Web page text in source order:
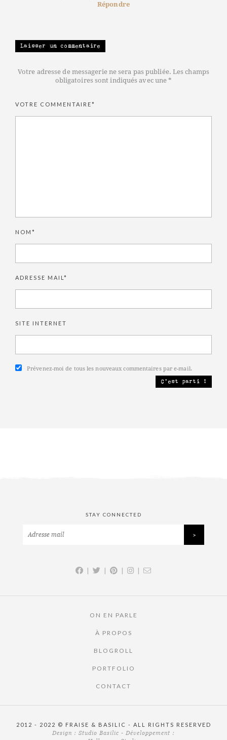
Répondre
Laisser un commentaire
Votre adresse de messagerie ne sera pas publiée. Les champs
obligatoires sont indiqués avec une *
VOTRE COMMENTAIRE*
NOM*
ADRESSE MAIL*
SITE INTERNET
Prévenez-moi de tous les nouveaux commentaires par e-mail.
STAY CONNECTED
| | | |
ON EN PARLE
À PROPOS
BLOGROLL
PORTFOLIO
CONTACT
2012 - 2022 © FRAISE & BASILIC - ALL RIGHTS RESERVED
Design : Studio Basilic - Développement :